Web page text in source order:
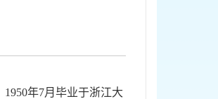
年7月毕业于浙江大